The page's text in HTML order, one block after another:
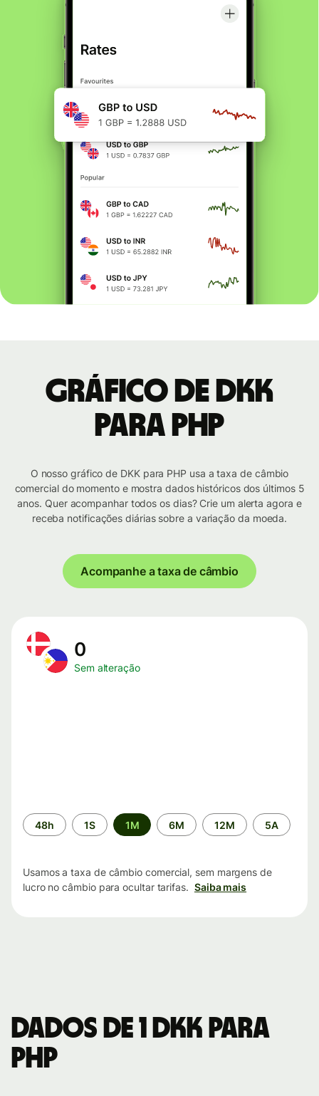
Gráfico de DKK
para PHP
O nosso gráfico de DKK para PHP usa a taxa de câmbio
comercial do momento e mostra dados históricos dos últimos 5
anos. Quer acompanhar todos os dias? Crie um alerta agora e
receba notificações diárias sobre a variação da moeda.
Acompanhe a taxa de câmbio
0
Sem alteração
Período
de
48h 1S 1M 6M 12M 5A
Usamos a taxa de câmbio comercial, sem margens de
lucro no câmbio para ocultar tarifas. Saiba mais
Dados de 1 DKK para
PHP